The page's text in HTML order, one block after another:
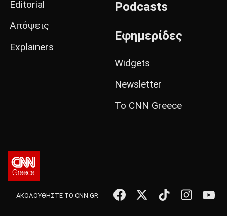
Editorial
Απόψεις
Explainers
Podcasts
Εφημερίδες
Widgets
Newsletter
Το CNN Greece
ΑΚΟΛΟΥΘΗΣΤΕ ΤΟ CNN.GR